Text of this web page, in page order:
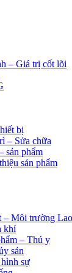
– Giá trị cốt lõi
bị
– Sửa chữa
sản phẩm
sản phẩm
Môi trường
khí
– Thú y
sản
sự